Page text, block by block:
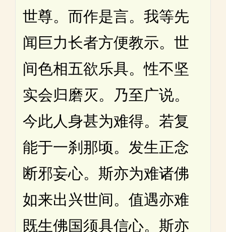
世尊。而作是言。我等先
闻巨力长者方便教示。世
间色相五欲乐具。性不坚
实会归磨灭。乃至广说。
今此人身甚为难得。若复
能于一刹那顷。发生正念
断邪妄心。斯亦为难诸佛
如来出兴世间。值遇亦难
既生佛国须具信心。斯亦